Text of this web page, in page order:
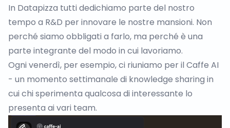
In Datapizza tutti dedichiamo parte del nostro
tempo a R&D per innovare le nostre mansioni. Non
perché siamo obbligati a farlo, ma perché è una
parte integrante del modo in cui lavoriamo.
Ogni venerdì, per esempio, ci riuniamo per il Caffe AI
- un momento settimanale di knowledge sharing in
cui chi sperimenta qualcosa di interessante lo
presenta ai vari team.